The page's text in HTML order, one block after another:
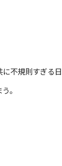
不規則すぎる
。